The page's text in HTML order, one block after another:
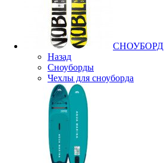
СНОУБОРД
Назад
Сноуборды
Чехлы для сноуборда